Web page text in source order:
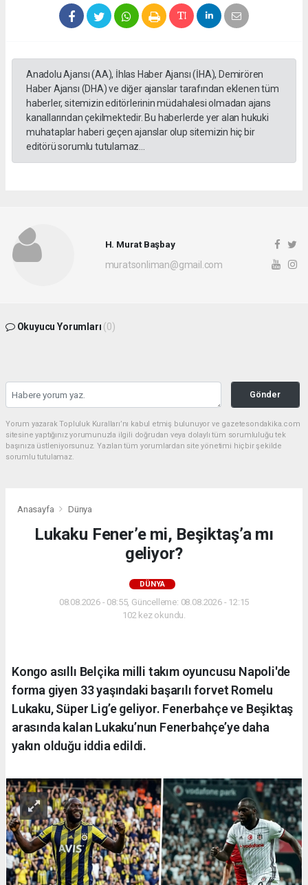
Anadolu Ajansı (AA), İhlas Haber Ajansı (İHA), Demirören
Haber Ajansı (DHA) ve diğer ajanslar tarafından eklenen tüm
haberler, sitemizin editörlerinin müdahalesi olmadan ajans
kanallarından çekilmektedir. Bu haberlerde yer alan hukuki
muhataplar haberi geçen ajanslar olup sitemizin hiç bir
editörü sorumlu tutulamaz...
H. Murat Başbay
muratsonliman@gmail.com
Okuyucu Yorumları (0)
Gönder
Yorum yazarak Topluluk Kuralları’nı kabul etmiş bulunuyor ve gazetesondakika.com
sitesine yaptığınız yorumunuzla ilgili doğrudan veya dolaylı tüm sorumluluğu tek
başınıza üstleniyorsunuz. Yazılan tüm yorumlardan site yönetimi hiçbir şekilde
sorumlu tutulamaz.
Anasayfa Dünya
Lukaku Fener’e mi, Beşiktaş’a mı
geliyor?
DÜNYA
08.08.2026 - 08:55, Güncelleme: 08.08.2026 - 12:15
102 kez okundu.
Kongo asıllı Belçika milli takım oyuncusu Napoli'de
forma giyen 33 yaşındaki başarılı forvet Romelu
Lukaku, Süper Lig’e geliyor. Fenerbahçe ve Beşiktaş
arasında kalan Lukaku’nun Fenerbahçe’ye daha
yakın olduğu iddia edildi.